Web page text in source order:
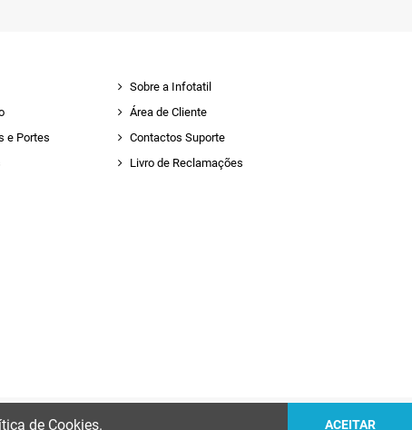
e Portes
Sobre a Infotatil
Área de Cliente
Contactos Suporte
Livro de Reclamações
de Cookies. ACEITAR